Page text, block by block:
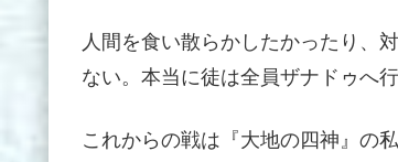
人間を食い散らかしたかったり、
ない。本当に徒は全員ザナドゥへ
これからの戦は『大地の四神』の